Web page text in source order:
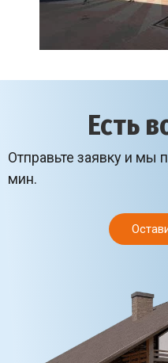
Есть
Отправьте заявку и мы
мин.